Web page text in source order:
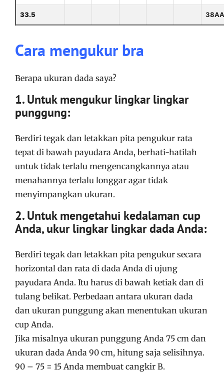
33.5 38AA
Cara mengukur bra
Berapa ukuran dada saya?
1. Untuk mengukur lingkar lingkar
punggung:
Berdiri tegak dan letakkan pita pengukur rata
tepat di bawah payudara Anda, berhati-hatilah
untuk tidak terlalu mengencangkannya atau
menahannya terlalu longgar agar tidak
menyimpangkan ukuran.
2. Untuk mengetahui kedalaman cup
Anda, ukur lingkar lingkar dada Anda:
Berdiri tegak dan letakkan pita pengukur secara
horizontal dan rata di dada Anda di ujung
payudara Anda. Itu harus di bawah ketiak dan di
tulang belikat. Perbedaan antara ukuran dada
dan ukuran punggung akan menentukan ukuran
cup Anda.
Jika misalnya ukuran punggung Anda 75 cm dan
ukuran dada Anda 90 cm, hitung saja selisihnya.
90 – 75 = 15 Anda membuat cangkir B.